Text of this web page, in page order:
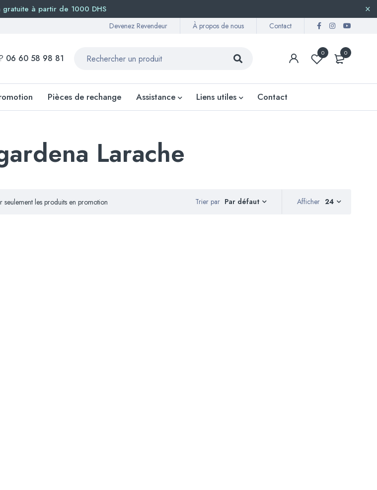
gratuite à partir de 1000 DHS
Devenez Revendeur À propos de nous Contact
0
0
06 60 58 98 81
Pièces de rechange Assistance Liens utiles Contact
Larache
Trier par Par défaut
seulement les produits en promotion Afficher 24